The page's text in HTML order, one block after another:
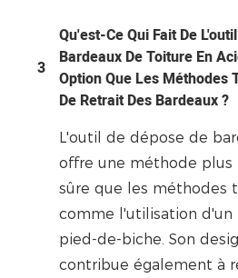
3
Qu'est-Ce Qui Fait De
Bardeaux De Toiture En
Option Que Les Méthodes
De Retrait Des Bardeaux ?
L'outil de dépose de
offre une méthode plus
sûre que les méthodes
comme l'utilisation d'un
pied-de-biche. Son
contribue également à